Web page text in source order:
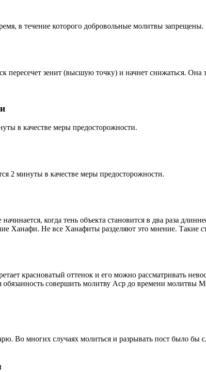
в течение которого добровольные молитвы запрещены.
пересечет зенит (высшую точку) и начнет снижаться.
в качестве меры предосторожности.
2 минуты в качестве меры предосторожности.
когда тень объекта становится в два раза
Ханафи. Не все Ханафиты разделяют это мнение. Такие
красноватый оттенок и его можно рассматривать
обязанность совершить молитву Аср до времени молитвы
Во многих случаях молиться и разрывать пост было бы